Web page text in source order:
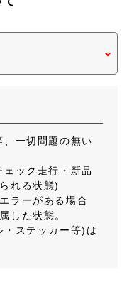
一切問題の無い
ック走行・新品
れる状態)
ラーがある場合
した状態。
ステッカー等)は